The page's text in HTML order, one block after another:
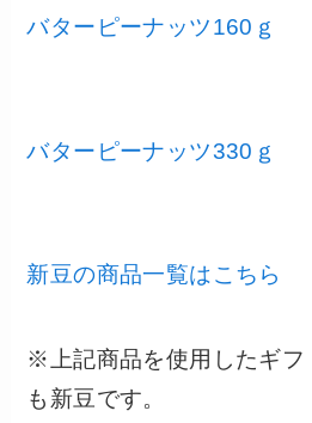
バターピーナッツ160ｇ
バターピーナッツ330ｇ
新豆の商品一覧はこちら
※上記商品を使用したギフ
も新豆です。